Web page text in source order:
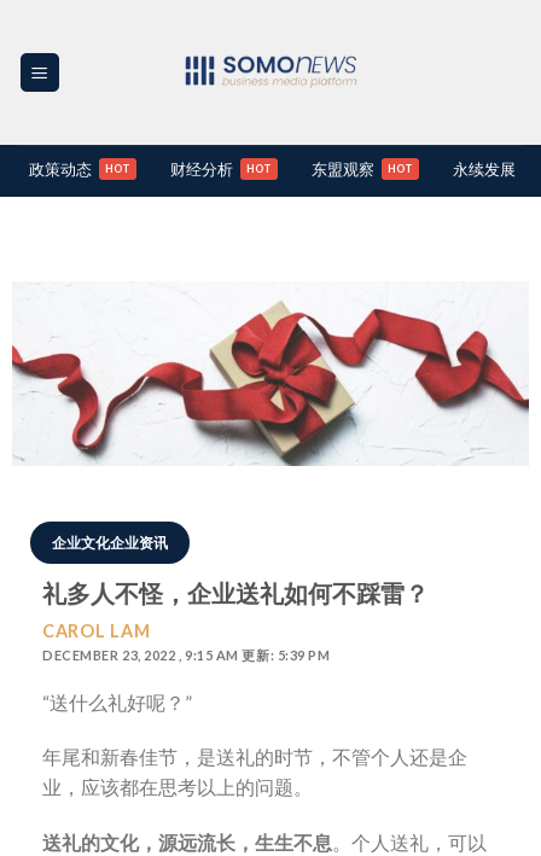
content
政策动态 财经分析 东盟观察 永续发展
企业文化企业资讯
礼多人不怪，企业送礼如何不踩雷？
CAROL LAM
DECEMBER 23, 2022 , 9:15 AM 更新: 5:39 PM
“送什么礼好呢？”
年尾和新春佳节，是送礼的时节，不管个人还是企
业，应该都在思考以上的问题。
送礼的文化，源远流长，生生不息。个人送礼，可以